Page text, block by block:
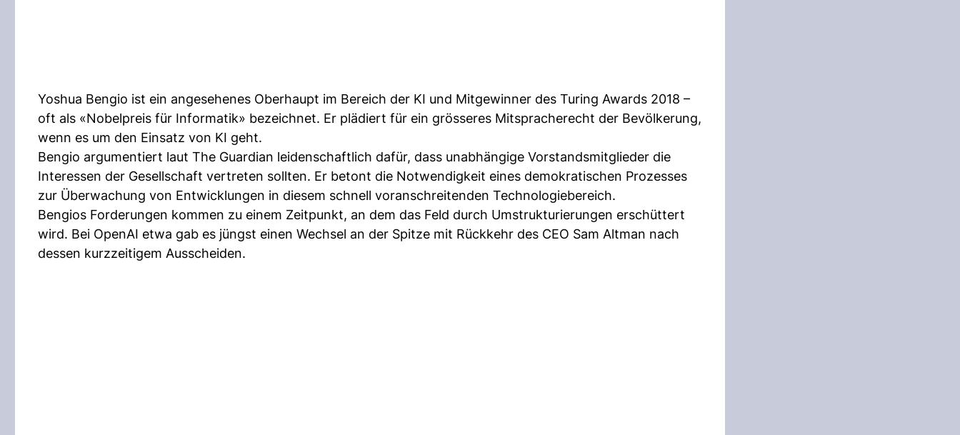
Yoshua Bengio ist ein angesehenes Oberhaupt im Bereich der KI und Mitgewinner des Turing Awards 2018 –
oft als «Nobelpreis für Informatik» bezeichnet. Er plädiert für ein grösseres Mitspracherecht der Bevölkerung,
wenn es um den Einsatz von KI geht.
Bengio argumentiert laut The Guardian leidenschaftlich dafür, dass unabhängige Vorstandsmitglieder die
Interessen der Gesellschaft vertreten sollten. Er betont die Notwendigkeit eines demokratischen Prozesses
zur Überwachung von Entwicklungen in diesem schnell voranschreitenden Technologiebereich.
Bengios Forderungen kommen zu einem Zeitpunkt, an dem das Feld durch Umstrukturierungen erschüttert
wird. Bei OpenAI etwa gab es jüngst einen Wechsel an der Spitze mit Rückkehr des CEO Sam Altman nach
dessen kurzzeitigem Ausscheiden.